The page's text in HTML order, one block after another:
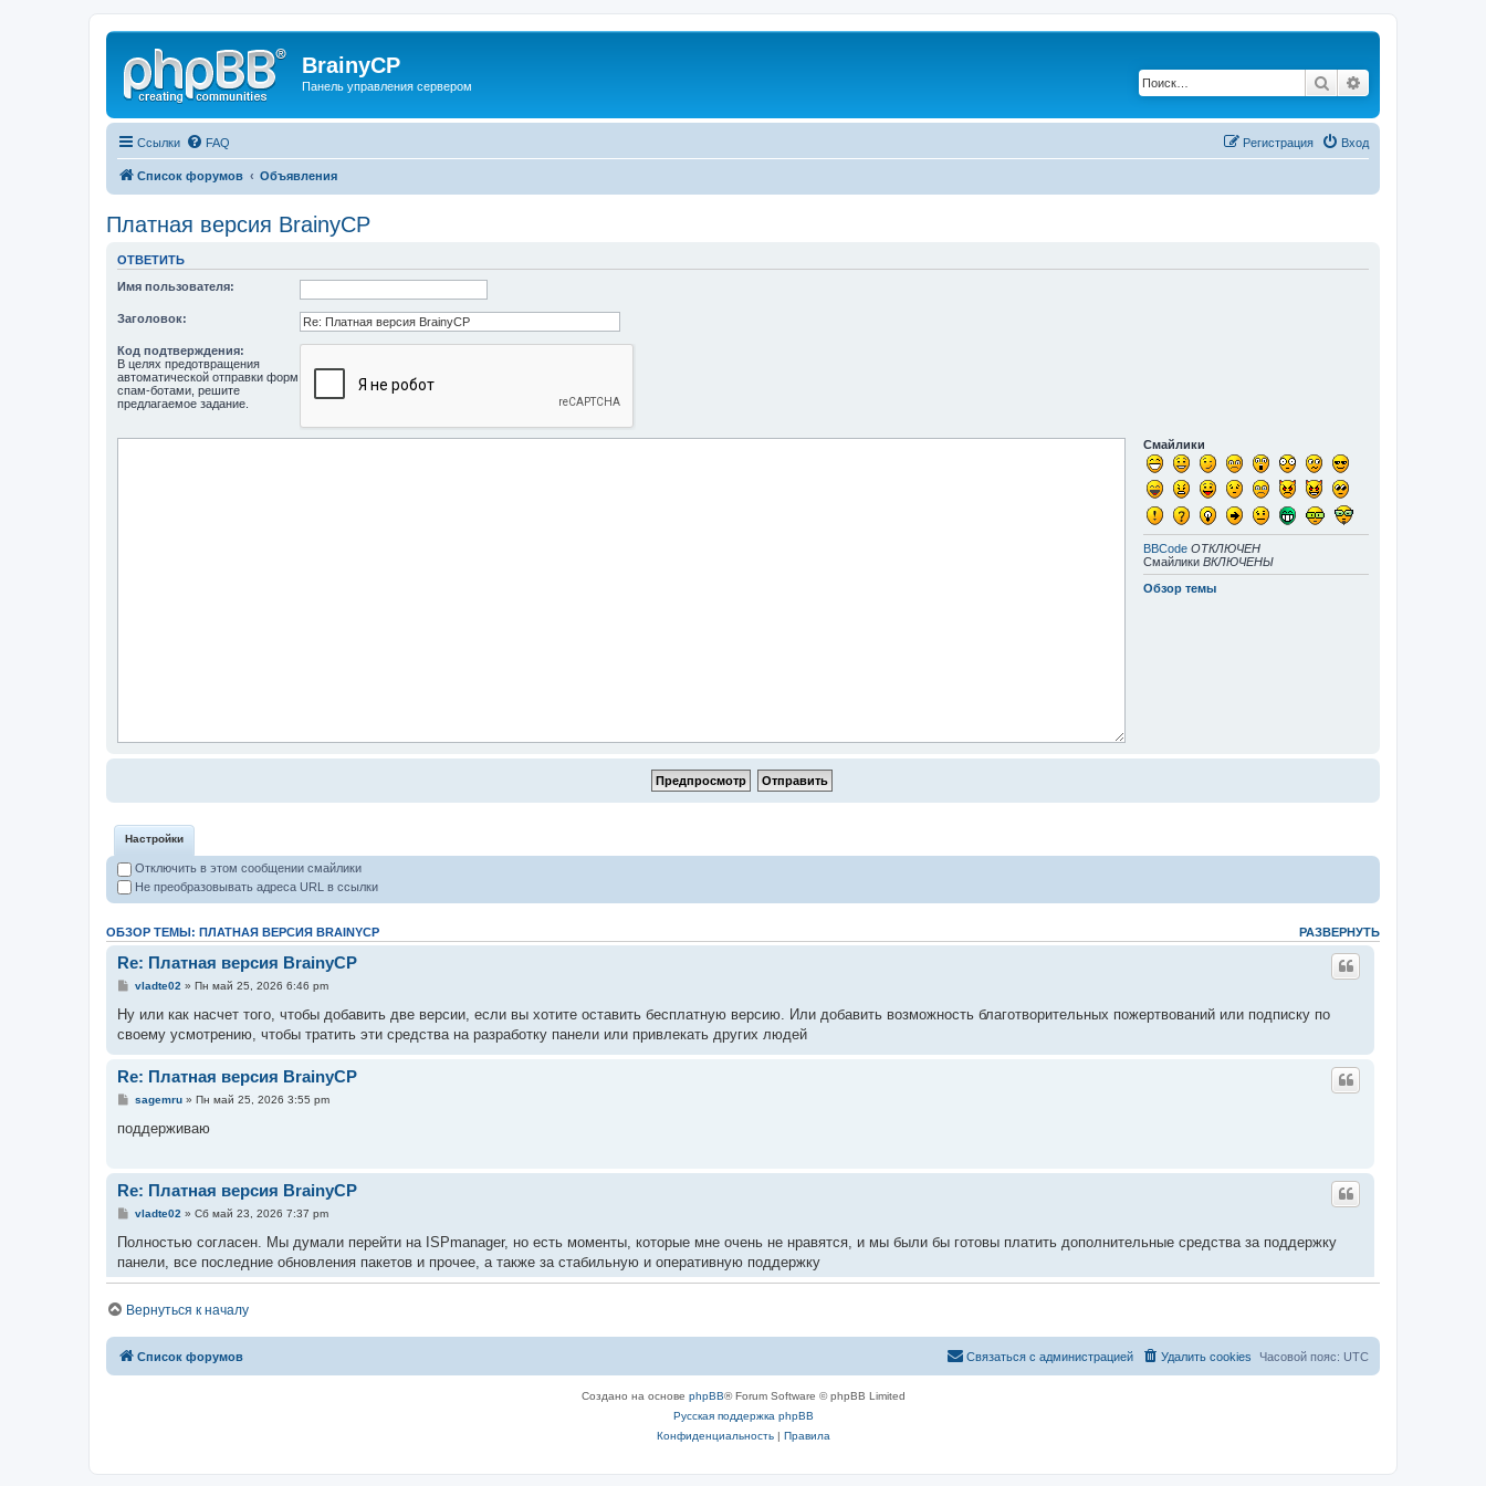
BrainyCP
Панель управления сервером Поиск
Ссылки FAQ Вход
Регистрация
Список форумов Объявления
Платная версия BrainyCP
ОТВЕТИТЬ
Имя пользователя:
Заголовок:
Код подтверждения:
В целях предотвращения
автоматической отправки форм
спам-ботами, решите
предлагаемое задание.
Смайлики
BBCode ОТКЛЮЧЕН
СмайликиВКЛЮЧЕНЫ
Обзор темы
Настройки
Отключить в этом сообщении смайлики
Не преобразовывать адреса URL в ссылки
РАЗВЕРНУТЬ
ОБЗОР ТЕМЫ: ПЛАТНАЯ ВЕРСИЯ BRAINYCP
Re: Платная версия BrainyCP
vladte02» Пн май 25, 2026 6:46 pm
Ну или как насчет того, чтобы добавить две версии, если вы хотите оставить бесплатную версию. Или добавить возможность благотворительных пожертвований или подписку по
своему усмотрению, чтобы тратить эти средства на разработку панели или привлекать других людей
Re: Платная версия BrainyCP
sagemru» Пн май 25, 2026 3:55 pm
поддерживаю
Re: Платная версия BrainyCP
vladte02» Сб май 23, 2026 7:37 pm
Полностью согласен. Мы думали перейти на ISPmanager, но есть моменты, которые мне очень не нравятся, и мы были бы готовы платить дополнительные средства за поддержку
панели, все последние обновления пакетов и прочее, а также за стабильную и оперативную поддержку
Платная версия BrainyCP
Здравствуйте, уважаемые разработчики и участники форума.
Я хочу обсудить и одновременно предложить разработчикам данного проекта задуматься о платной версии панели.
Я прекрасно понимаю и осознаю, что поддерживать проект на бесплатной основе со временем пропадает интерес и энтузиазма для дальнейшего его развития с каждым годом все
Сделайте систему покупки доступа к панели за условные деньги (допустим $1-$5). Я думаю, что у тех, кто ценит ваш проект не возникнет проблем с оплатой доступа и материальной
Вернуться к началу
Список форумов Часовой пояс: UTC
Удалить cookies
Связаться с администрацией
Создано на основе phpBB® Forum Software © phpBB Limited
Русская поддержка phpBB
Конфиденциальность| Правила